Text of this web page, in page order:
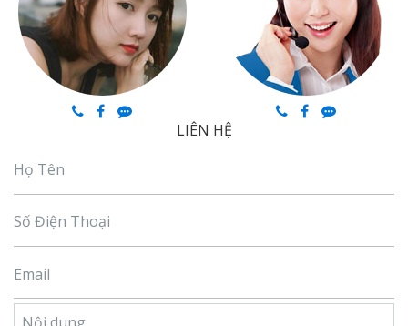
LIÊN HỆ